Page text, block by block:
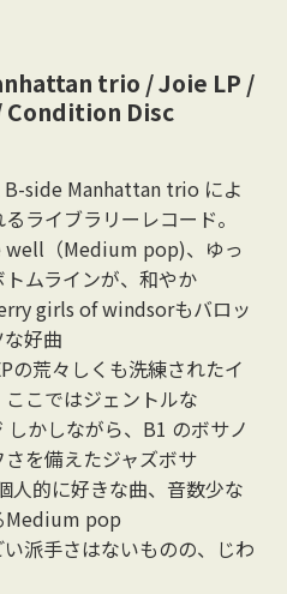
trio / Joie LP /
Condition Disc
side Manhattan trio によ
ライブラリーレコード。
（Medium pop)、ゆっ
ムラインが、和やか
girls of windsorもバロッ
好曲
の荒々しくも洗練されたイ
こではジェントルな
かしながら、B1 のボサノ
を備えたジャズボサ
人的に好きな曲、音数少な
Medium pop
派手さはないものの、じわ